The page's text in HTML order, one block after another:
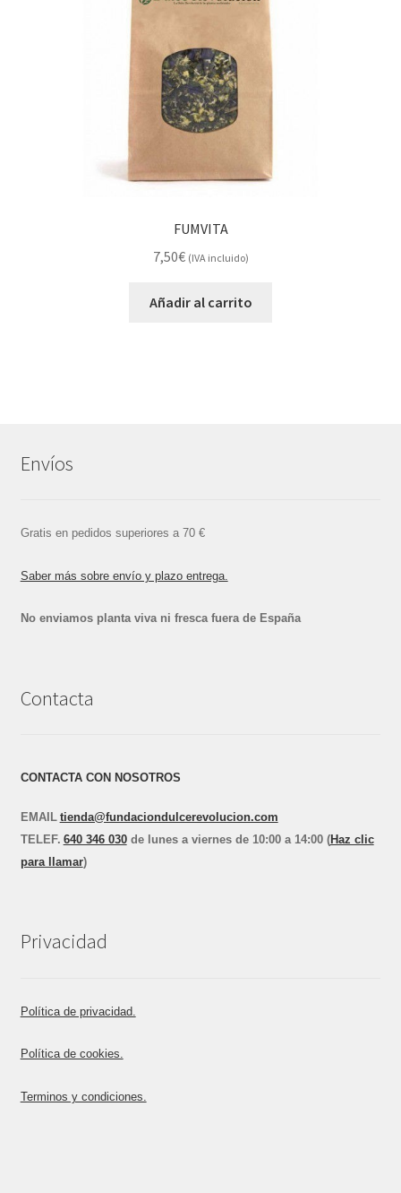
FUMVITA
7,50€ (IVA incluido)
Añadir al carrito
Envíos
Gratis en pedidos superiores a 70 €
Saber más sobre envío y plazo entrega.
No enviamos planta viva ni fresca fuera de España
Contacta
CONTACTA CON NOSOTROS
EMAIL tienda@fundaciondulcerevolucion.com
TELE F. 640 346 030de lunes a viernes de 10:00 a 14:00 (Haz clic
para llamar)
Privacidad
Política de privacidad.
Política de cookies.
Terminos y condiciones.